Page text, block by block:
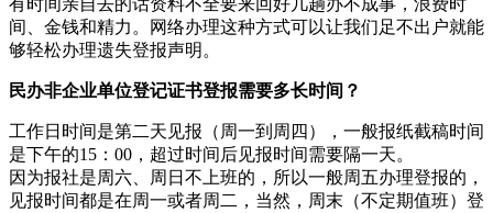
间、金钱和精力。网络办理这种方式可以让我们足不出户就能
够轻松办理遗失登报声明。
民办非企业单位登记证书登报需要多长时间？
工作日时间是第二天见报（周一到周四），一般报纸截稿时间
是下午的15：00，超过时间后见报时间需要隔一天。
因为报社是周六、周日不上班的，所以一般周五办理登报的，
见报时间都是在周一或者周二，当然，周末（不定期值班）登